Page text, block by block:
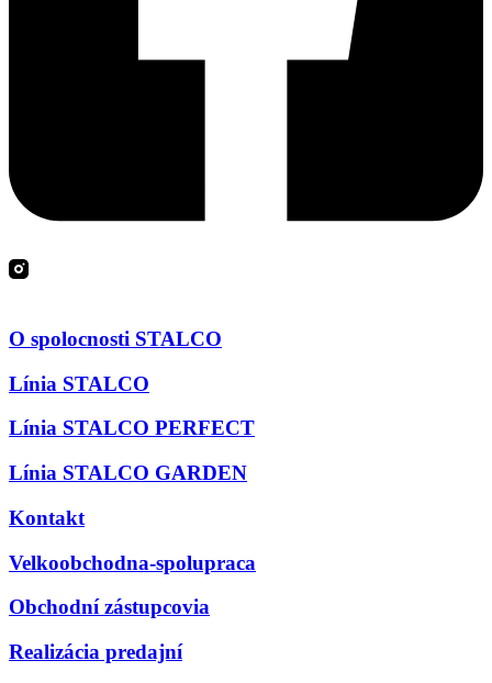
O spolocnosti STALCO
Línia STALCO
Línia STALCO PERFECT
Línia STALCO GARDEN
Kontakt
Velkoobchodna-spolupraca
Obchodní zástupcovia
Realizácia predajní